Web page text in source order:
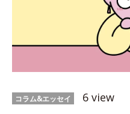
コラム&エッセイ 6 view